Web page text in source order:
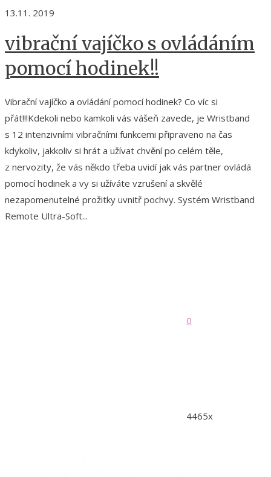
13.11. 2019
vibrační vajíčko s ovládáním
pomocí hodinek!!
Vibrační vajíčko a ovládání pomocí hodinek? Co víc si
přát!!!Kdekoli nebo kamkoli vás vášeň zavede, je Wristband
s 12 intenzivními vibračními funkcemi připraveno na čas
kdykoliv, jakkoliv si hrát a užívat chvění po celém těle,
z nervozity, že vás někdo třeba uvidí jak vás partner ovládá
pomocí hodinek a vy si užíváte vzrušení a skvělé
nezapomenutelné prožitky uvnitř pochvy. Systém Wristband
Remote Ultra-Soft...
0
4465x